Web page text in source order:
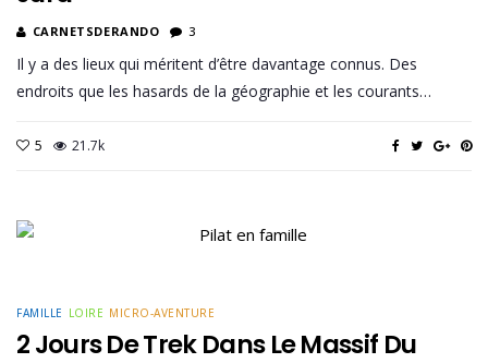
CARNETSDERANDO 3
Il y a des lieux qui méritent d’être davantage connus. Des
endroits que les hasards de la géographie et les courants…
5 21.7k
FAMILLE LOIRE MICRO-AVENTURE
2 Jours De Trek Dans Le Massif Du